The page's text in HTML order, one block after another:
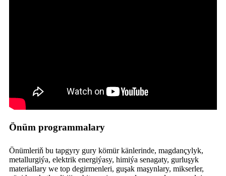
Önüm programmalary
Önümleriň bu tapgyry gury kömür känlerinde, magdançylyk,
metallurgiýa, elektrik energiýasy, himiýa senagaty, gurluşyk
materiallary we top degirmenleri, guşak maşynlary, mikserler,